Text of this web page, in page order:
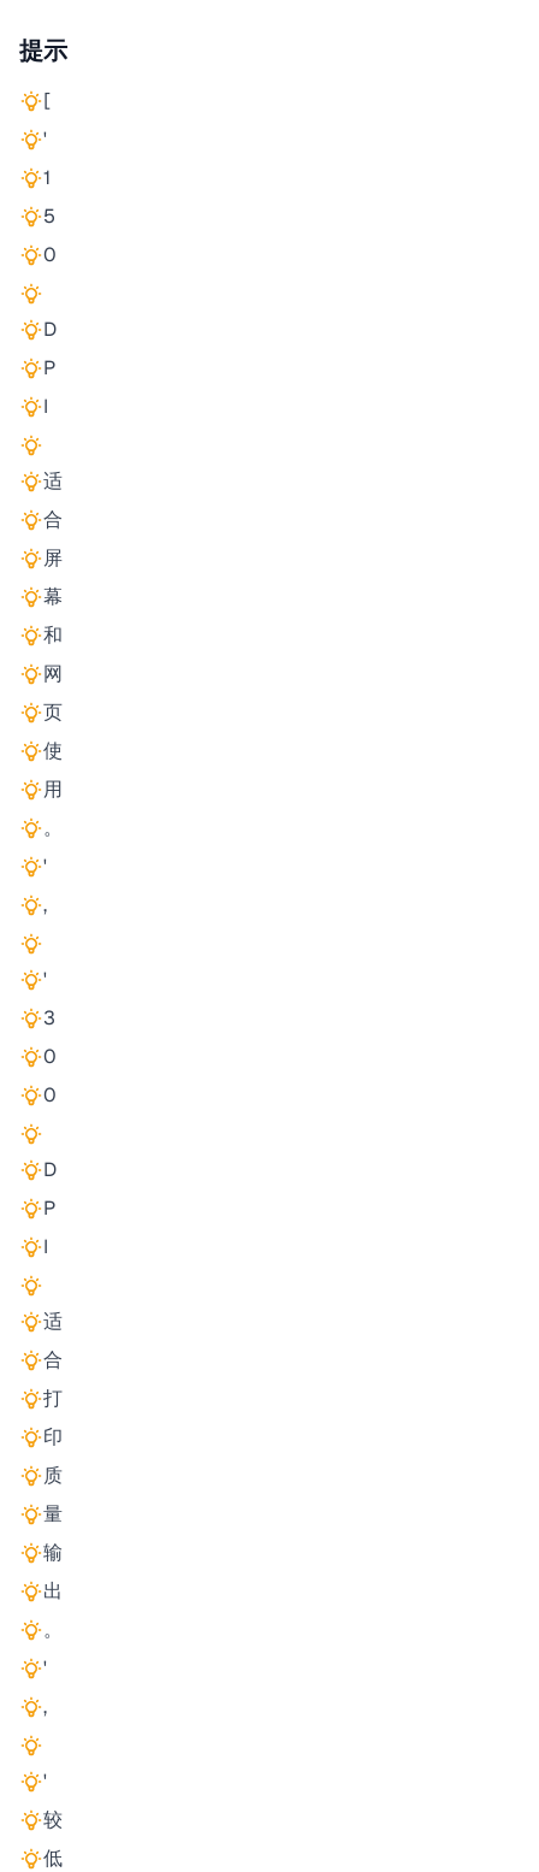
提示
[
'
1
5
0
D
P
I
适
合
屏
幕
和
网
页
使
用
。
'
,
'
3
0
0
D
P
I
适
合
打
印
质
量
输
出
。
'
,
'
较
低